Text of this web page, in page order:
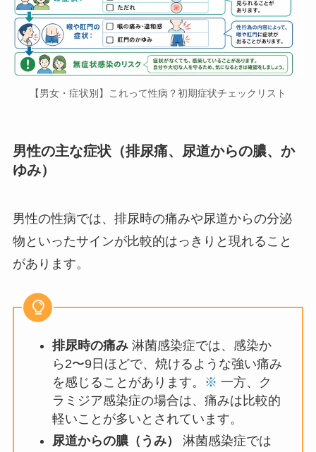
【男女・症状別】これって性病？初期症状チェックリスト
男性の主な症状（排尿痛、尿道からの膿、か
ゆみ）
男性の性病では、排尿時の痛みや尿道からの分泌
物といったサインが比較的はっきりと現れること
があります。
排尿時の痛み淋菌感染症では、感染か
ら2〜9日ほどで、焼けるような強い痛み
を感じることがあります。
※ 一方、ク
ラミジア感染症の場合は、痛みは比較的
軽いことが多いとされています。
尿道からの膿（うみ）
淋菌感染症では